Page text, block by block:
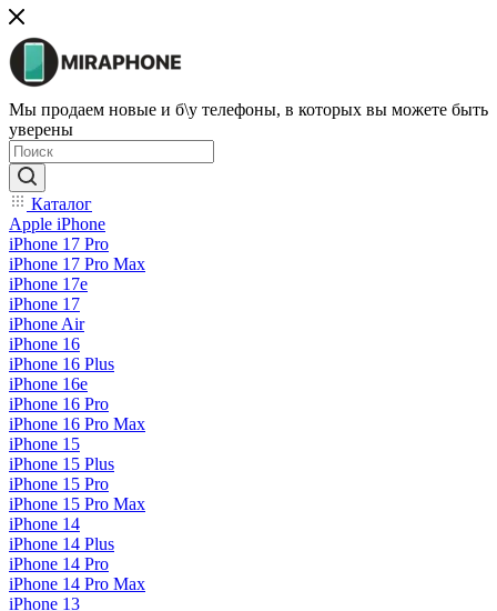
Мы продаем новые и б\у телефоны, в которых вы можете быть
уверены
Каталог
Apple iPhone
iPhone 17 Pro
iPhone 17 Pro Max
iPhone 17e
iPhone 17
iPhone Air
iPhone 16
iPhone 16 Plus
iPhone 16e
iPhone 16 Pro
iPhone 16 Pro Max
iPhone 15
iPhone 15 Plus
iPhone 15 Pro
iPhone 15 Pro Max
iPhone 14
iPhone 14 Plus
iPhone 14 Pro
iPhone 14 Pro Max
iPhone 13